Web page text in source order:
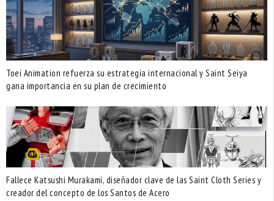
Toei Animation refuerza su estrategia internacional y Saint Seiya
gana importancia en su plan de crecimiento
Fallece Katsushi Murakami, diseñador clave de las Saint Cloth Series y
creador del concepto de los Santos de Acero